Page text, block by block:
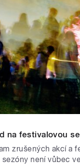
na festivalovou
zrušených akcí a
není vůbec